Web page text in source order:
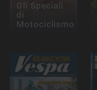
Gli Speciali
di
Motociclismo